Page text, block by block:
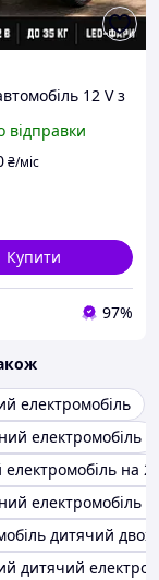
12 V з
із підсвіткою і
дітей,
машина
відправки
₴/міс
Купити
97%
електромобіль
електромобіль
на 2
електромобіль
дитячий двох
дитячий